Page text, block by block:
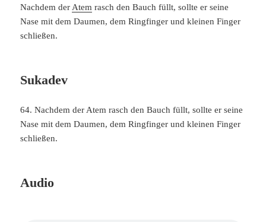
Nachdem derAtem rasch den Bauch füllt, sollte er seine
Nase mit dem Daumen, dem Ringfinger und kleinen Finger
schließen.
Sukadev
64. Nachdem der Atem rasch den Bauch füllt, sollte er seine
Nase mit dem Daumen, dem Ringfinger und kleinen Finger
schließen.
Audio